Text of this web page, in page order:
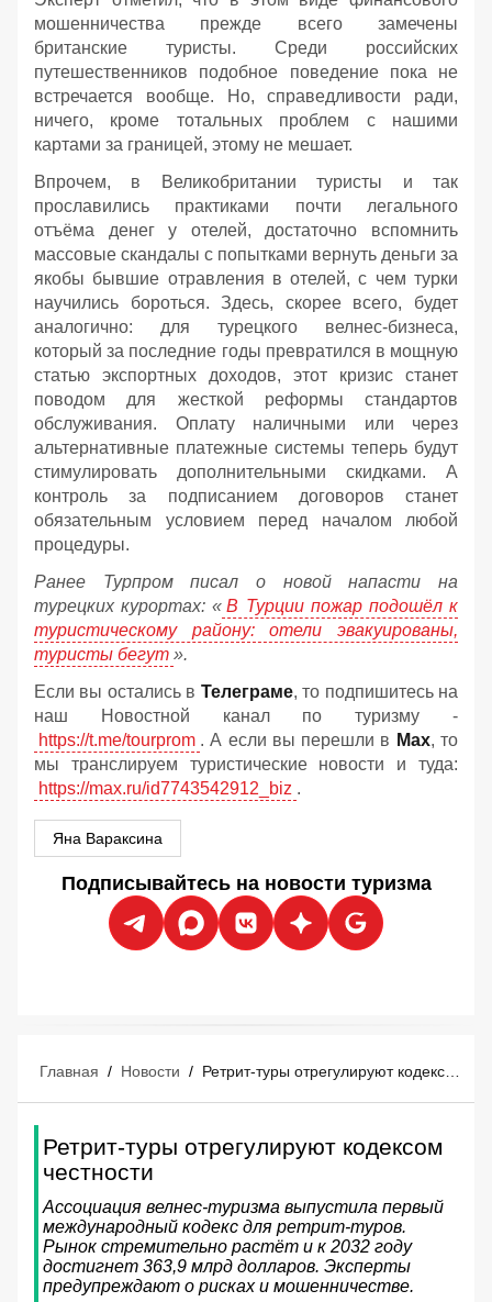
мошенничества прежде всего замечены
британские туристы. Среди российских
путешественников подобное поведение пока не
встречается вообще. Но, справедливости ради,
ничего, кроме тотальных проблем с нашими
картами за границей, этому не мешает.
Впрочем, в Великобритании туристы и так
прославились практиками почти легального
отъёма денег у отелей, достаточно вспомнить
массовые скандалы с попытками вернуть деньги за
якобы бывшие отравления в отелей, с чем турки
научились бороться. Здесь, скорее всего, будет
аналогично: для турецкого велнес-бизнеса,
который за последние годы превратился в мощную
статью экспортных доходов, этот кризис станет
поводом для жесткой реформы стандартов
обслуживания. Оплату наличными или через
альтернативные платежные системы теперь будут
стимулировать дополнительными скидками. А
контроль за подписанием договоров станет
обязательным условием перед началом любой
процедуры.
Ранее Турпром писал о новой напасти на
турецких курортах: « В Турции пожар подошёл к
туристическому району: отели эвакуированы,
туристы бегут ».
Если вы остались в Телеграме, то подпишитесь на
наш Новостной канал по туризму -
https://t.me/tourprom . А если вы перешли в Мах, то
мы транслируем туристические новости и туда:
https://max.ru/id7743542912_biz .
Яна Вараксина
Подписывайтесь на новости туризма
Главная / Новости /
Ретрит-туры отрегулируют кодексом
честности
Ассоциация велнес-туризма выпустила первый
международный кодекс для ретрит-туров.
Рынок стремительно растёт и к 2032 году
достигнет 363,9 млрд долларов. Эксперты
предупреждают о рисках и мошенничестве.